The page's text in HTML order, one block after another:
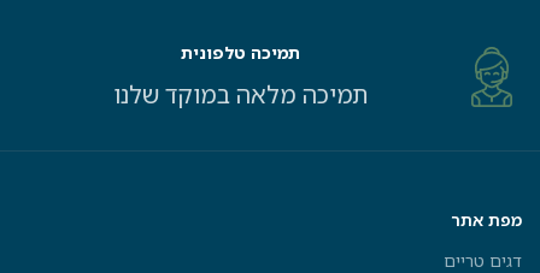
תמיכה טלפונית
תמיכה מלאה במוקד שלנו
מפת אתר
דגים טריים